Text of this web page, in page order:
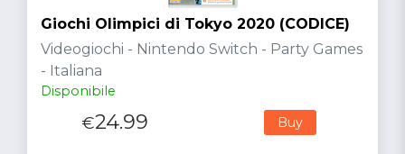
Giochi Olimpici di Tokyo 2020 (CODICE)
Videogiochi - Nintendo Switch - Party Games
- Italiana
Disponibile
€24.99 Buy